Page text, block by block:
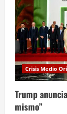
Crisis Medio
Trump
mismo”